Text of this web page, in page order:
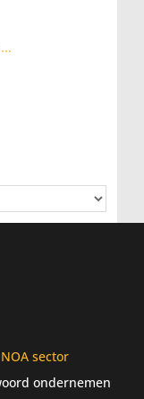
...
NOA sector
ondernemen